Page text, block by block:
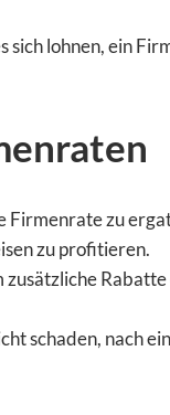
lohnen, ein
Firmenrate zu
zu profitieren.
schaden, nach